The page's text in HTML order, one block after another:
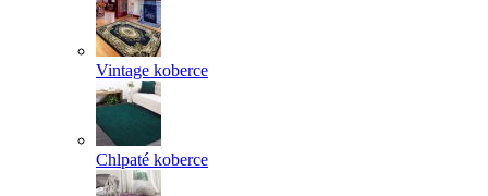
Vintage koberce
Chlpaté koberce